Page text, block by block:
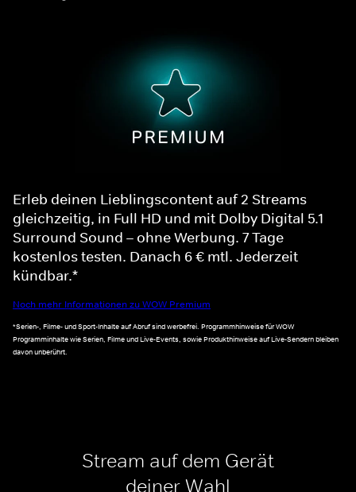
Erleb deinen Lieblingscontent auf 2 Streams
gleichzeitig, in Full HD und mit Dolby Digital 5.1
Surround Sound – ohne Werbung. 7 Tage
kostenlos testen. Danach 6 € mtl. Jederzeit
kündbar.*
Noch mehr Informationen zu WOW Premium
*Serien-, Filme- und Sport-Inhalte auf Abruf sind werbefrei. Programmhinweise für WOW
Programminhalte wie Serien, Filme und Live-Events, sowie Produkthinweise auf Live-Sendern bleiben
davon unberührt.
Stream auf dem Gerät
deiner Wahl